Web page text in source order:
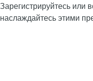
Зарегистрируйтесь или
наслаждайтесь этими